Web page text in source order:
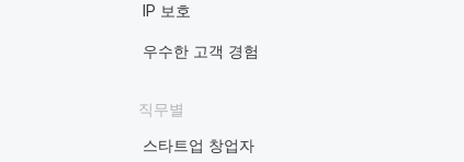
IP 보호
우수한 고객 경험
직무별
스타트업 창업자